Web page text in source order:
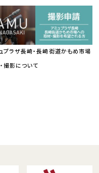
プラザ長崎・長崎街道かもめ市場
撮影について